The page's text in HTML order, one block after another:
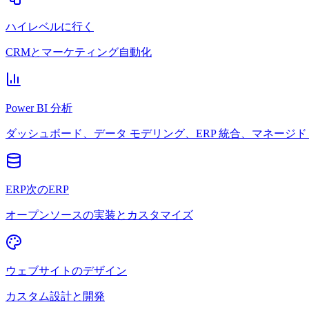
ハイレベルに行く
CRMとマーケティング自動化
Power BI 分析
ダッシュボード、データ モデリング、ERP 統合、マネージド
ERP次のERP
オープンソースの実装とカスタマイズ
ウェブサイトのデザイン
カスタム設計と開発